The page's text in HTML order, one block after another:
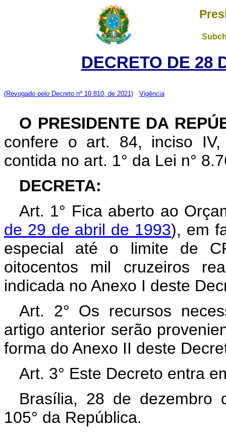
DECRETO DE 28
(Revogado pelo Decreto nº 10.810, de 2021) Vigência
O PRESIDENTE DA
confere o art. 84, inciso
contida no art. 1° da Lei n°
DECRETA:
Art. 1° Fica aberto ao
de 29 de abril de 1993), em
especial até o limite de
oitocentos mil cruzeiros
indicada no Anexo I deste
Art. 2° Os recursos
artigo anterior serão
forma do Anexo II deste
Art. 3° Este Decreto entra
Brasília, 28 de dezembro
105° da República.